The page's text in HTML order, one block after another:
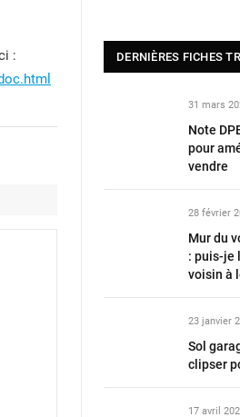
:
DERNIÈRES FICHES
31 mars
Note
pour
vendre
28 février
Mur du
: puis-je
voisin à
23 janvier
Sol
clipser
17 avril